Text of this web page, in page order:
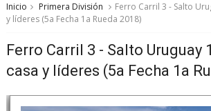
Inicio Primera División
Ferro Carril 3 - Salto
y líderes (5a Fecha 1a Rueda 2018)
Ferro Carril 3 - Salto Uruguay
casa y líderes (5a Fecha 1a